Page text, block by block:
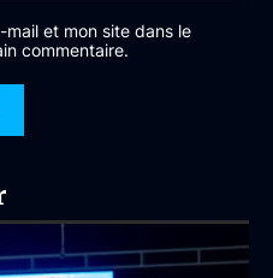
mail et mon site dans le
commentaire.